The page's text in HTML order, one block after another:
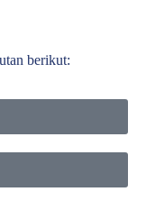
berikut: